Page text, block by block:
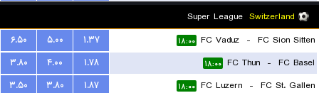
Switzerland
FC Sion Sitten
-
FC Vaduz ۱۸:۰۰ ۱.۳۷ ۵.۰۰
۶.۵۰
FC Basel
-
FC Thun ۱۸:۰۰ ۱.۷۸ ۴.۰۰
۳.۸۰
FC St. Gallen
-
FC Luzern ۱۸:۰۰ ۱.۸۷ ۳.۸۰
۳.۵۰